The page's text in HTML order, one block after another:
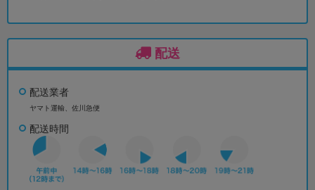
配送
配送業者
ヤマト運輸、佐川急便
配送時間